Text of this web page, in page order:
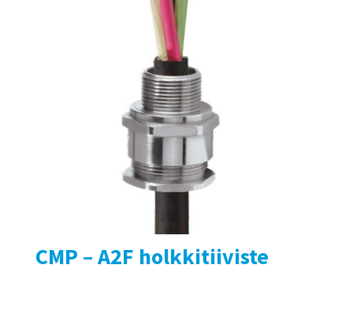
CMP – A2F holkkitiiviste